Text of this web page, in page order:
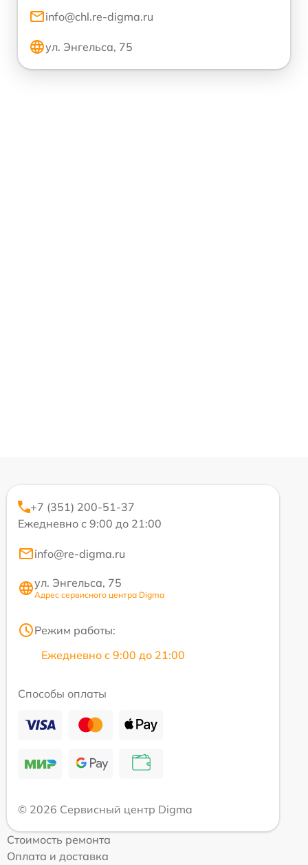
info@chl.re-digma.ru
ул. Энгельса, 75
+7 (351) 200-51-37
Ежедневно с 9:00 до 21:00
info@re-digma.ru
ул. Энгельса, 75
Адрес сервисного центра Digma
Режим работы:
Ежедневно с 9:00 до 21:00
Способы оплаты
© 2026 Сервисный центр Digma
Стоимость ремонта
Оплата и доставка